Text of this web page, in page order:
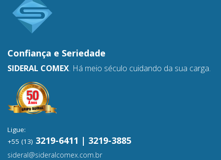
Confiança e Seriedade
SIDERAL COMEX. Há meio século cuidando da sua carga.
Ligue:
+55 (13) 3219-6411 | 3219-3885
sideral@sideralcomex.com.br